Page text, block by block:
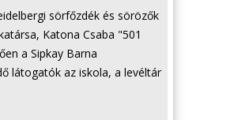
sörfőzdék és sörözők
Katona Csaba "501
a Sipkay Barna
látogatók az iskola, a levéltár